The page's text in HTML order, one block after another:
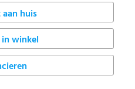
winkel